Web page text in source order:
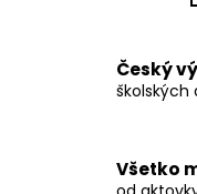
Český
školských
Všetko